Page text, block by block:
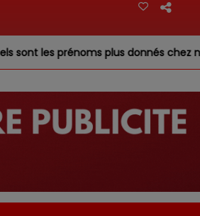
les prénoms plus donnés chez nous ?